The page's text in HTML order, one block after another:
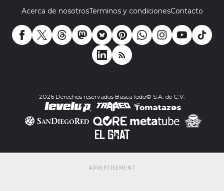
Acerca de nosotrosTerminos y condicionesContacto
2026 Derechos reservados BuscaTodo© S.A. de C.V.